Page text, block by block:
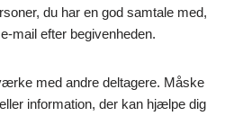
du har en god samtale med,
mail efter begivenheden.
med andre deltagere. Måske
information, der kan hjælpe dig